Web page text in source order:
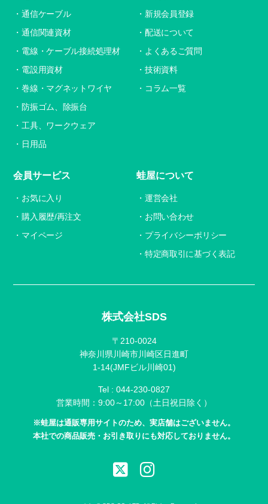
株式会社SDS
〒210-0024
神奈川県川崎市川崎区日進町
1-14(JMFビル川崎01)
Tel : 044-230-0827
営業時間：9:00～17:00（土日祝日除く）
※蛙屋は通販専用サイトのため、実店舗はございません。
本社での商品販売・お引き取りにも対応しておりません。
通信ケーブル
通信関連資材
電線・ケーブル接続処理材
電設用資材
巻線・マグネットワイヤ
防振ゴム、除振台
工具、ワークウェア
日用品
新規会員登録
配送について
よくあるご質問
技術資料
コラム一覧
会員サービス
お気に入り
購入履歴/再注文
マイページ
蛙屋について
運営会社
お問い合わせ
プライバシーポリシー
特定商取引に基づく表記